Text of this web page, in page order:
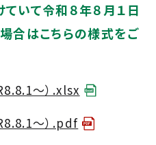
いて令和８年８月１日
合はこちらの様式をご
～）.xlsx
～）.pdf